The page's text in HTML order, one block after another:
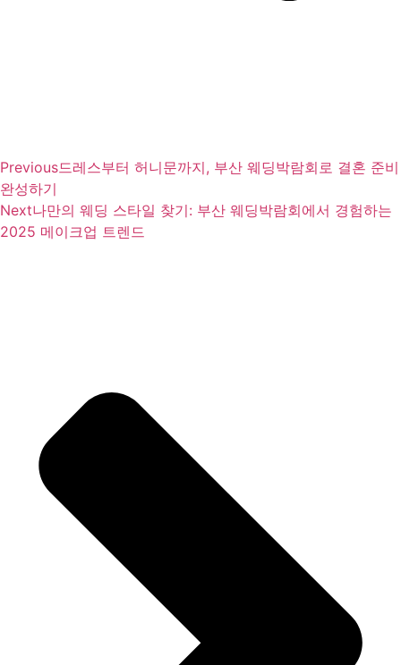
Previous드레스부터 허니문까지, 부산 웨딩박람회로 결혼 준비
완성하기
Next나만의 웨딩 스타일 찾기: 부산 웨딩박람회에서 경험하는
2025 메이크업 트렌드